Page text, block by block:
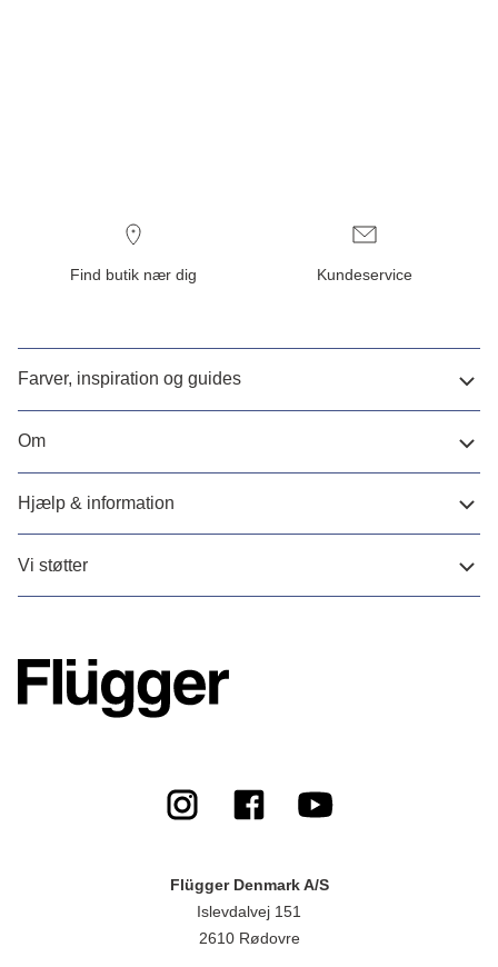
Find butik nær dig Kundeservice
Farver, inspiration og guides
Om
Hjælp & information
Vi støtter
Flügger Denmark A/S
Islevdalvej 151
2610 Rødovre